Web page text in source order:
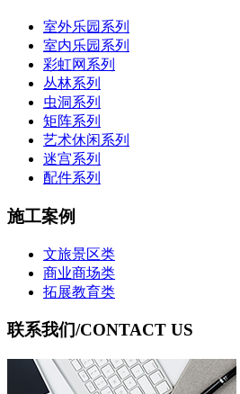
室外乐园系列
室内乐园系列
彩虹网系列
丛林系列
虫洞系列
矩阵系列
艺术休闲系列
迷宫系列
配件系列
施工案例
文旅景区类
商业商场类
拓展教育类
联系我们/CONTACT US